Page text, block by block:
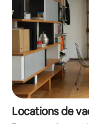
Locations de